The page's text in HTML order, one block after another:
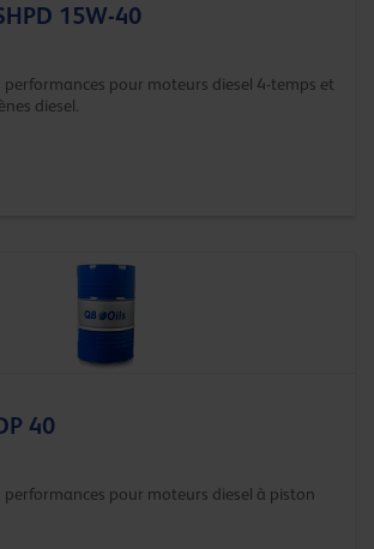
15W-40
pour moteurs diesel 4-temps et
diesel.
40
pour moteurs diesel à piston